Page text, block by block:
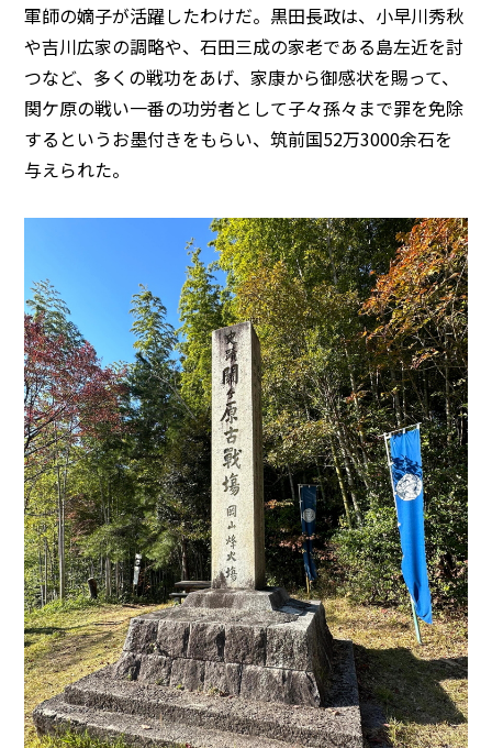
軍師の嫡子が活躍したわけだ。黒田長政は、小早川秀秋
や吉川広家の調略や、石田三成の家老である島左近を討
つなど、多くの戦功をあげ、家康から御感状を賜って、
関ケ原の戦い一番の功労者として子々孫々まで罪を免除
するというお墨付きをもらい、筑前国52万3000余石を
与えられた。